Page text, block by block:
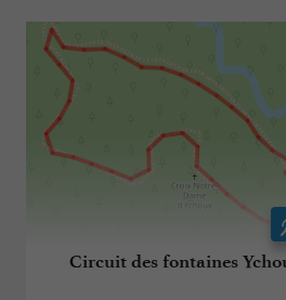
Circuit des fontaines